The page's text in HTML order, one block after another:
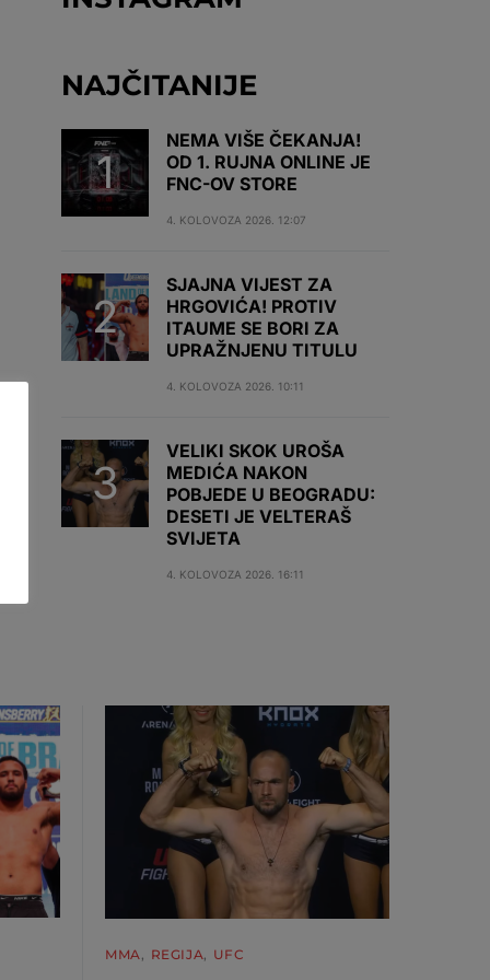
NAJČITANIJE
NEMA VIŠE ČEKANJA!
OD 1. RUJNA ONLINE JE
FNC-OV STORE
4. KOLOVOZA 2026. 12:07
SJAJNA VIJEST ZA
HRGOVIĆA! PROTIV
ITAUME SE BORI ZA
UPRAŽNJENU TITULU
4. KOLOVOZA 2026. 10:11
VELIKI SKOK UROŠA
MEDIĆA NAKON
POBJEDE U BEOGRADU:
DESETI JE VELTERAŠ
SVIJETA
4. KOLOVOZA 2026. 16:11
MMA REGIJA UFC